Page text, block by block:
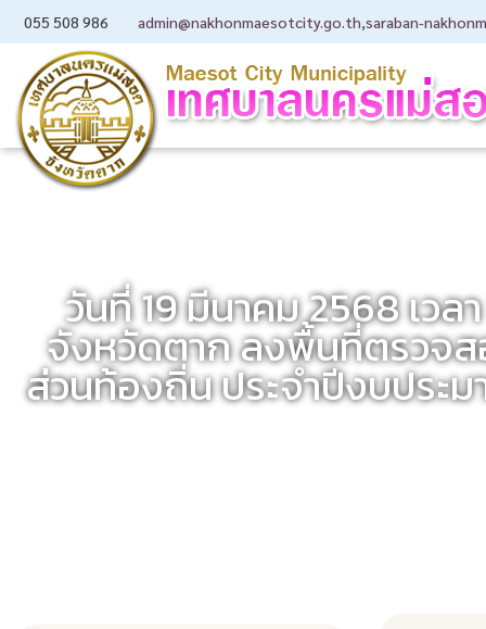
055 508 986 admin@nakhonmaesotcity.go.th,saraban-
วันที่ 19 มีนาคม 2568 เว
จังหวัดตาก ลงพื้นที่ตรวจ
ส่วนท้องถิ่น ประจำปีงบปร